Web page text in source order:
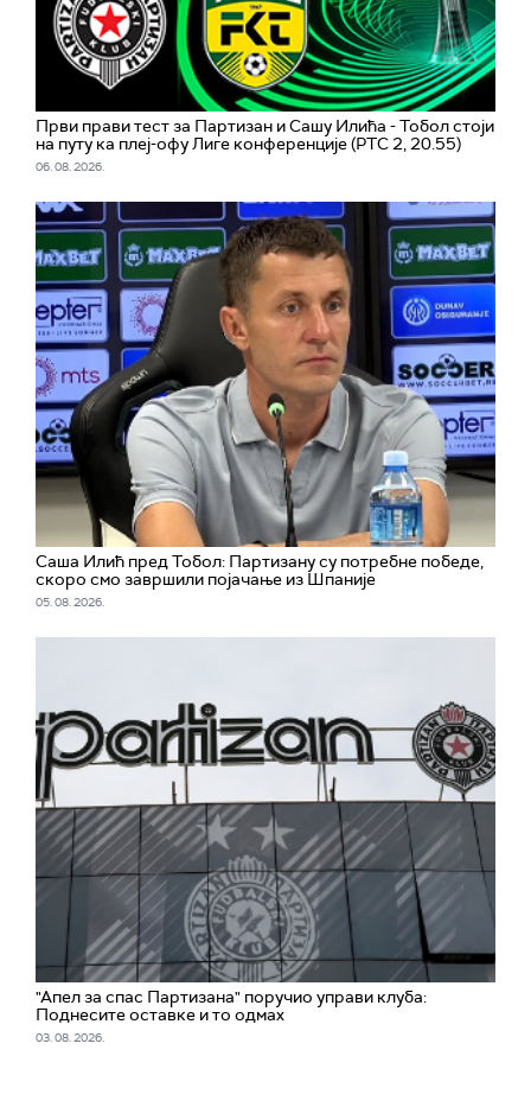
Први прави тест за Партизан и Сашу Илића - Тобол стоји
на путу ка плеј-офу Лиге конференције (РТС 2, 20.55)
06. 08. 2026.
Саша Илић пред Тобол: Партизану су потребне победе,
скоро смо завршили појачање из Шпаније
05. 08. 2026.
"Апел за спас Партизана" поручио управи клуба:
Поднесите оставке и то одмах
03. 08. 2026.